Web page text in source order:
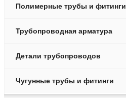
Полимерные трубы и фитинги
Трубопроводная арматура
Детали трубопроводов
Чугунные трубы и фитинги